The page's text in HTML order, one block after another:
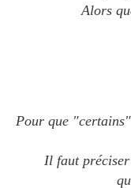
Alors
Pour que
Il faut